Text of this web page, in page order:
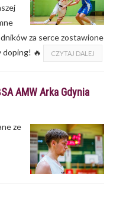
za serce zostawione
doping! 🔥
CZYTAJ DALEJ
AMW Arka Gdynia
ze